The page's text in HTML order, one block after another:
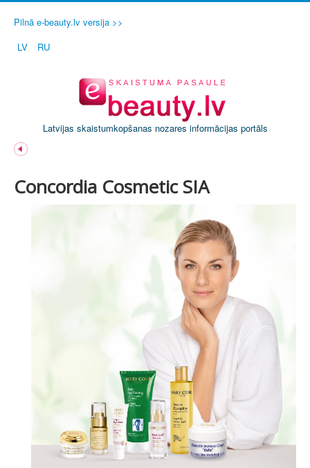
Pilnā e-beauty.lv versija >>
LV
RU
Latvijas skaistumkopšanas nozares informācijas portāls
Concordia Cosmetic SIA